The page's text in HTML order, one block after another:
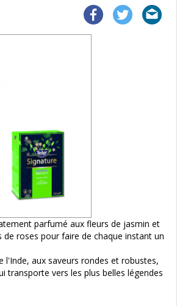
parfumé aux fleurs de jasmin et
de roses pour faire de chaque instant un
l'Inde, aux saveurs rondes et robustes,
transporte vers les plus belles légendes